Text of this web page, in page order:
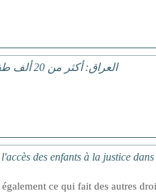
العراق: أكثر من 20 ألف طفل محاصر في الفلوجة مهددون بالتجنيد القسري
des enfants à la justice
ce qui fait des autres